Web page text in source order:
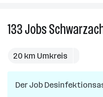
133Jobs
20 km Umkreis
Der Job